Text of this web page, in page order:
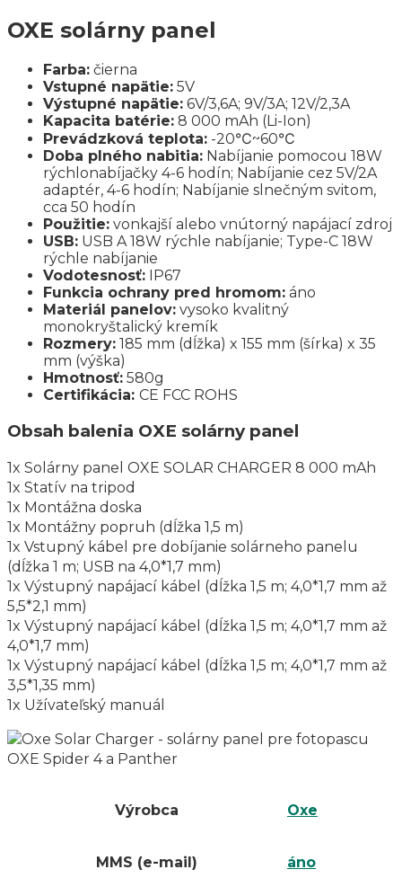
OXE solárny panel
Farba: čierna
Vstupné napätie: 5V
Výstupné napätie: 6V/3,6A; 9V/3A; 12V/2,3A
Kapacita batérie: 8 000 mAh (Li-Ion)
Prevádzková teplota: -20℃~60℃
Doba plného nabitia: Nabíjanie pomocou 18W
rýchlonabíjačky 4-6 hodín; Nabíjanie cez 5V/2A
adaptér, 4-6 hodín; Nabíjanie slnečným svitom,
cca 50 hodín
Použitie: vonkajší alebo vnútorný napájací zdroj
USB: USB A 18W rýchle nabíjanie; Type-C 18W
rýchle nabíjanie
Vodotesnosť: IP67
Funkcia ochrany pred hromom: áno
Materiál panelov: vysoko kvalitný
monokryštalický kremík
Rozmery: 185 mm (dĺžka) x 155 mm (šírka) x 35
mm (výška)
Hmotnosť: 580g
Certifikácia: CE FCC ROHS
Obsah balenia OXE solárny panel
1x Solárny panel OXE SOLAR CHARGER 8 000 mAh
1x Statív na tripod
1x Montážna doska
1x Montážny popruh (dĺžka 1,5 m)
1x Vstupný kábel pre dobíjanie solárneho panelu
(dĺžka 1 m; USB na 4,0*1,7 mm)
1x Výstupný napájací kábel (dĺžka 1,5 m; 4,0*1,7 mm až
5,5*2,1 mm)
1x Výstupný napájací kábel (dĺžka 1,5 m; 4,0*1,7 mm až
4,0*1,7 mm)
1x Výstupný napájací kábel (dĺžka 1,5 m; 4,0*1,7 mm až
3,5*1,35 mm)
1x Užívateľský manuál
Výrobca Oxe
MMS (e-mail) áno